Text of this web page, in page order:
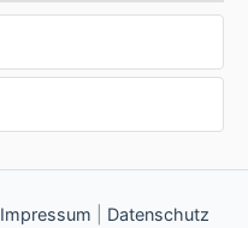
Impressum Datenschutz